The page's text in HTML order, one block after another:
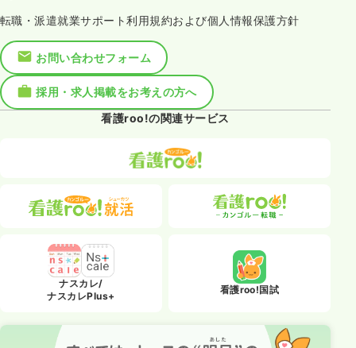
転職・派遣就業サポート利用規約および個人情報保護方針
お問い合わせフォーム
採用・求人掲載をお考えの方へ
看護roo!の関連サービス
ナスカレ/
ナスカレPlus+
看護roo!国試